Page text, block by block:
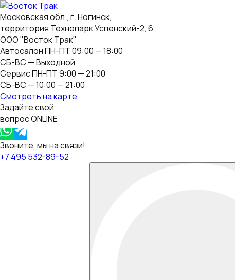
Московская обл., г. Ногинск,
территория Технопарк Успенский-2, 6
ООО "Восток Трак"
Автосалон ПН-ПТ 09:00 — 18:00
СБ-ВС — Выходной
Сервис ПН-ПТ 9:00 — 21:00
СБ-ВС — 10:00 — 21:00
Смотреть на карте
Задайте свой
вопрос ONLINE
Звоните, мы на связи!
+7 495 532-89-52